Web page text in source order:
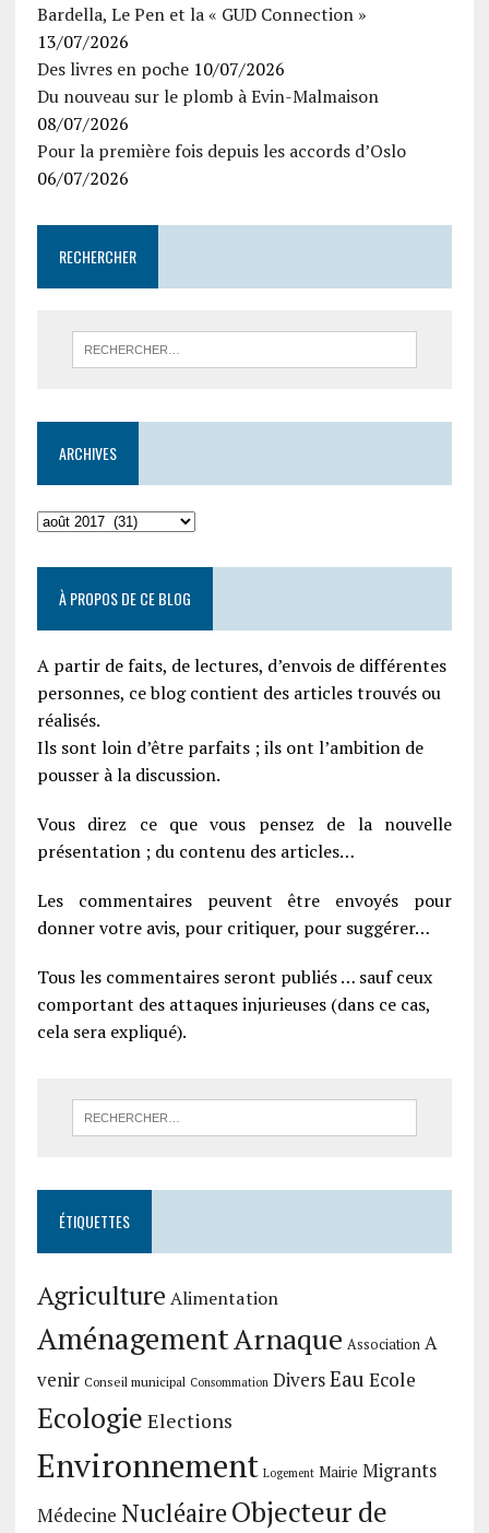
Bardella, Le Pen et la « GUD Connection »
13/07/2026
Des livres en poche 10/07/2026
Du nouveau sur le plomb à Evin-Malmaison
08/07/2026
Pour la première fois depuis les accords d’Oslo
06/07/2026
RECHERCHER
ARCHIVES
À PROPOS DE CE BLOG
A partir de faits, de lectures, d’envois de différentes
personnes, ce blog contient des articles trouvés ou
réalisés.
Ils sont loin d’être parfaits ; ils ont l’ambition de
pousser à la discussion.
Vous direz ce que vous pensez de la nouvelle
présentation ; du contenu des articles…
Les commentaires peuvent être envoyés pour
donner votre avis, pour critiquer, pour suggérer…
Tous les commentaires seront publiés … sauf ceux
comportant des attaques injurieuses (dans ce cas,
cela sera expliqué).
ÉTIQUETTES
Agriculture Alimentation
AménagementArnaque Association A
venir Conseil municipal Consommation DiversEau Ecole
Ecologie Elections
Environnement Logement Mairie Migrants
Médecine NucléaireObjecteur de